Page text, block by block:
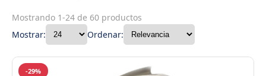
Mostrando 1-24 de 60 productos
Mostrar:
Ordenar:
-29%